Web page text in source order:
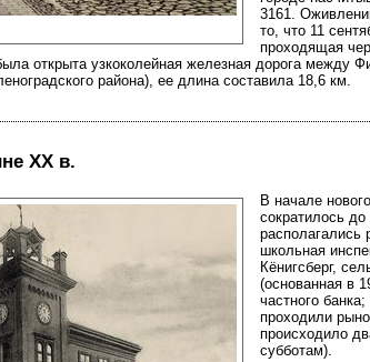
3161.
то, что 11
проходящая
открыта узкоколейная железная дорога между
района), ее длина составила 18,6 км.
ХХ в.
В начале
сократилось
школьная
Кёнигсберг,
(основанная в
частного
проходили
происходило
субботам).